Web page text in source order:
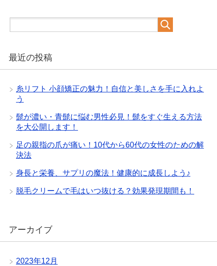
最近の投稿
糸リフト 小顔矯正の魅力！自信と美しさを手に入れよ
う
髭が濃い・青髭に悩む男性必見！髭をすぐ生える方法
を大公開します！
足の親指の爪が痛い！10代から60代の女性のための解
決法
身長と栄養、サプリの魔法！健康的に成長しよう♪
脱毛クリームで毛はいつ抜ける？効果発現期間も！
アーカイブ
2023年12月